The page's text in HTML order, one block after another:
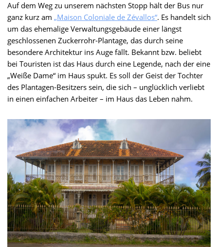
Auf dem Weg zu unserem nächsten Stopp hält der Bus nur
ganz kurz am „Maison Coloniale de Zévallos“. Es handelt sich
um das ehemalige Verwaltungsgebäude einer längst
geschlossenen Zuckerrohr-Plantage, das durch seine
besondere Architektur ins Auge fällt. Bekannt bzw. beliebt
bei Touristen ist das Haus durch eine Legende, nach der eine
„Weiße Dame“ im Haus spukt. Es soll der Geist der Tochter
des Plantagen-Besitzers sein, die sich – unglücklich verliebt
in einen einfachen Arbeiter – im Haus das Leben nahm.